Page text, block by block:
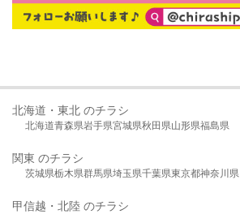
北海道・東北 のチラシ
北海道青森県岩手県宮城県秋田県山形県福島県
関東 のチラシ
茨城県栃木県群馬県埼玉県千葉県東京都神奈川県
甲信越・北陸 のチラシ